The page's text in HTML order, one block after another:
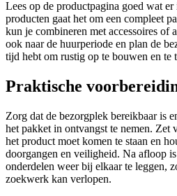
Lees op de productpagina goed wat
producten gaat het om een compleet
kun je combineren met accessoires of
ook naar de huurperiode en plan de
tijd hebt om rustig op te bouwen en te
Praktische
Zorg dat de bezorgplek bereikbaar is
het pakket in ontvangst te nemen. Zet
het product moet komen te staan en
doorgangen en veiligheid. Na afloop
onderdelen weer bij elkaar te leggen,
zoekwerk kan verlopen.